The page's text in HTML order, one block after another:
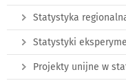
Statystyka
Statystyki
Projekty unijne w